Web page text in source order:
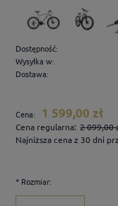
Dostępność:
Wysyłka w:
Dostawa:
Cena nie zawiera
Cena: 1 599,00 zł
Cena regularna: 2 099,00
Najniższa cena z 30 dni
* Rozmiar: